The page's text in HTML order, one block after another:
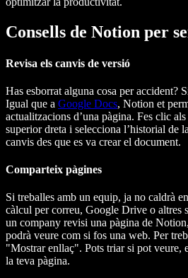
Consells de Notion per
Revisa els canvis de versió
Has esborrat alguna cosa per accident?
Igual que a Google Docs, Notion et
actualitzacions d’una pàgina. Fes clic
superior dreta i selecciona l’historial de
canvis des que es va crear el document.
Comparteix pàgines
Si treballes amb un equip, ja no caldrà
càlcul per correu, Google Drive o altres
un company revisi una pàgina de
podrà veure com si fos una web. Per
"Mostrar enllaç". Pots triar si pot veure,
la teva pàgina.